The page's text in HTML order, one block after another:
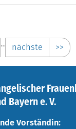
… nächste >>
Bayern e. V.
Vorständin: